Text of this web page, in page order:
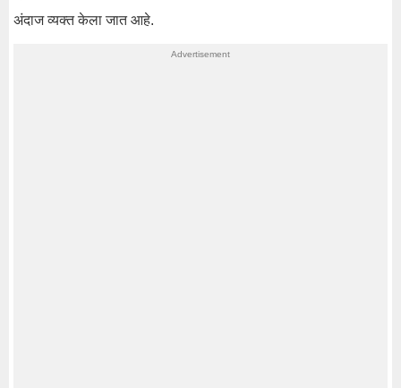
अंदाज व्यक्त केला जात आहे.